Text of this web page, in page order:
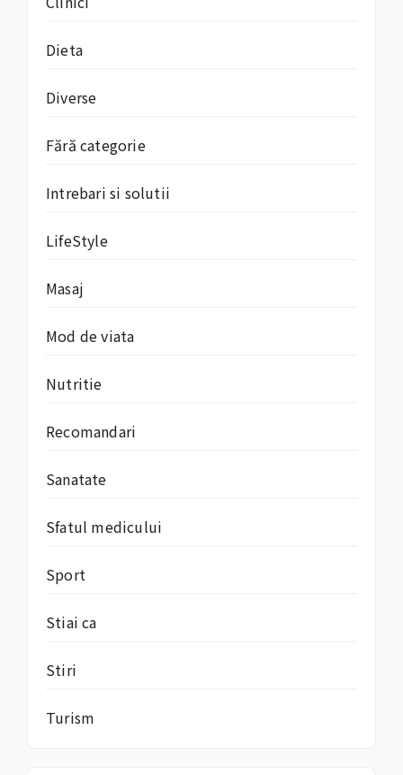
Dieta
Diverse
Fără categorie
Intrebari si solutii
LifeStyle
Masaj
Mod de viata
Nutritie
Recomandari
Sanatate
Sfatul medicului
Sport
Stiai ca
Stiri
Turism